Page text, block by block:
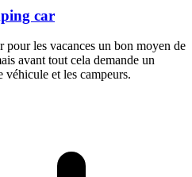
car
pour les vacances un bon moyen de
avant tout cela demande un
et les campeurs.